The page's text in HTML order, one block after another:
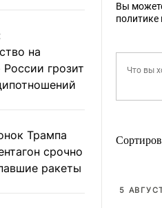
на
России грозит
Трампа
срочно
ракеты
Вы
5